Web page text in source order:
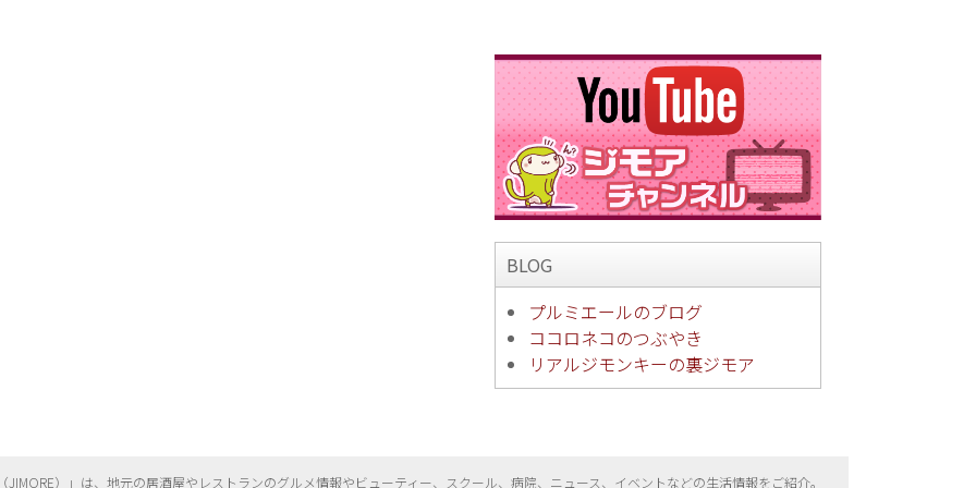
BLOG
プルミエールのブログ
ココロネコのつぶやき
リアルジモンキーの裏ジモア
JIMORE）」は、地元の居酒屋やレストランのグルメ情報やビューティー、 スクール、病院、ニュース、イベントなどの生活情報をご紹介。